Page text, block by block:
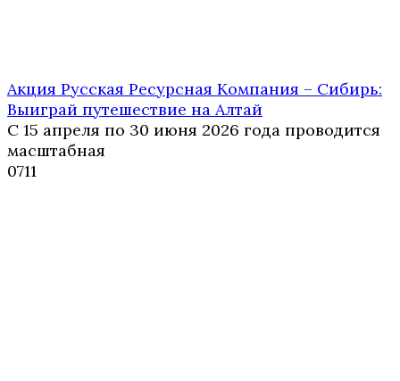
Акция Русская Ресурсная Компания – Сибирь:
Выиграй путешествие на Алтай
С 15 апреля по 30 июня 2026 года проводится
масштабная
0711